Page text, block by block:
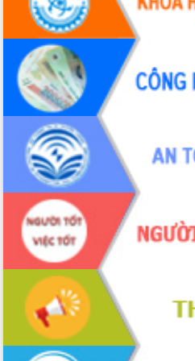
Hội thảo khoa học “Giải pháp thúc đẩy
phát triển nền kinh tế xanh tại tỉnh
Đắk Lắk”
Tăng cường giám sát, đôn đốc thực
hiện nhiệm vụ quản lý tài sản công
hàng tuần
Tháo gỡ những vướng mắc, đẩy mạnh
công tác cải cách thủ tục hành chính
tại Trung tâm Phục vụ hành chính
công tỉnh
Đắk Lắk: Tôn vinh 46 giải pháp tại Hội
thi Sáng tạo Kỹ thuật 2024 - 2025
Đắk Lắk rà soát, điều chỉnh Đề án 190
về phát triển nuôi trồng thủy sản
Phó Chủ tịch UBND tỉnh Đắk Lắk
Trương Công Thái kiểm tra thực địa
Dự án cao tốc Khánh Hòa - Buôn Ma
Thuột
Định vị cà phê Việt Nam như một “di
sản sống” trong dòng chảy toàn cầu